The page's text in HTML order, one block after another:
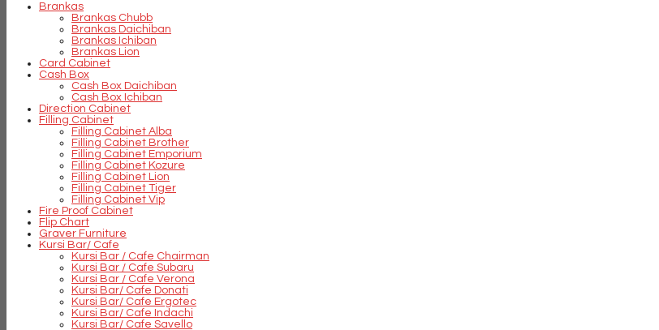
Brankas
Brankas Chubb
Brankas Daichiban
Brankas Ichiban
Brankas Lion
Card Cabinet
Cash Box
Cash Box Daichiban
Cash Box Ichiban
Direction Cabinet
Filling Cabinet
Filling Cabinet Alba
Filling Cabinet Brother
Filling Cabinet Emporium
Filling Cabinet Kozure
Filling Cabinet Lion
Filling Cabinet Tiger
Filling Cabinet Vip
Fire Proof Cabinet
Flip Chart
Graver Furniture
Kursi Bar/ Cafe
Kursi Bar / Cafe Chairman
Kursi Bar / Cafe Subaru
Kursi Bar / Cafe Verona
Kursi Bar/ Cafe Donati
Kursi Bar/ Cafe Ergotec
Kursi Bar/ Cafe Indachi
Kursi Bar/ Cafe Savello